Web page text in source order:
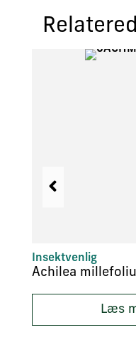
Insektvenlig
Læs